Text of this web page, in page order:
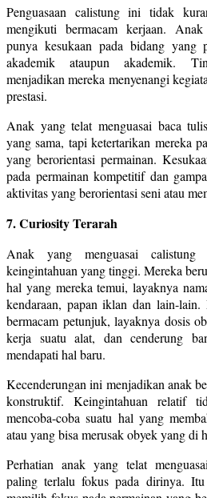
Penguasaan calistung ini tidak
mengikuti bermacam kerjaan.
punya kesukaan pada bidang
akademik ataupun akademik.
menjadikan mereka menyenangi
prestasi.
Anak yang telat menguasai baca
yang sama, tapi ketertarikan mereka
yang berorientasi permainan.
pada permainan kompetitif dan
aktivitas yang berorientasi seni atau
7. Curiosity Terarah
Anak yang menguasai
keingintahuan yang tinggi. Mereka
hal yang mereka temui, layaknya
kendaraan, papan iklan dan lain-lain.
bermacam petunjuk, layaknya dosis
kerja suatu alat, dan cenderung
mendapati hal baru.
Kecenderungan ini menjadikan anak
konstruktif. Keingintahuan relatif
mencoba-coba suatu hal yang
atau yang bisa merusak obyek yang di
Perhatian anak yang telat
paling terlalu fokus pada dirinya. Itu